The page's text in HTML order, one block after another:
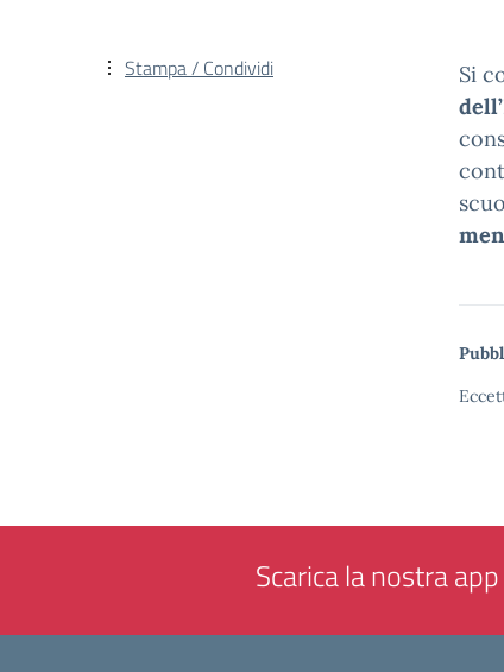
Si
Stampa / Condividi
Scarica la nostra